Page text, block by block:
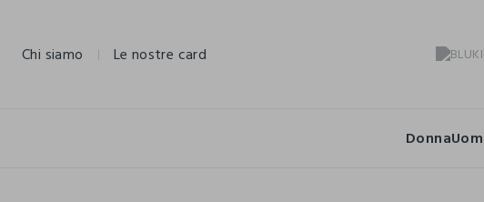
Chi siamo Le nostre card
Donna